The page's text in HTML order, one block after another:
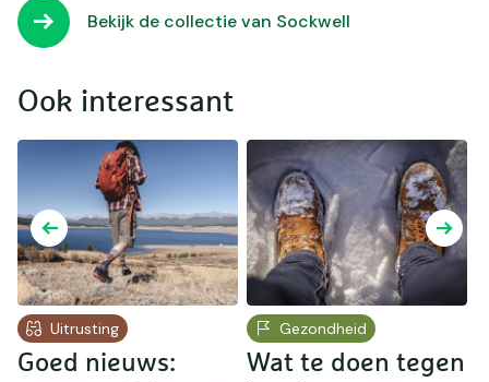
Bekijk de collectie van Sockwell
Ook interessant
Uitrusting
Goed nieuws:
Gezondheid
Wat te doen tegen